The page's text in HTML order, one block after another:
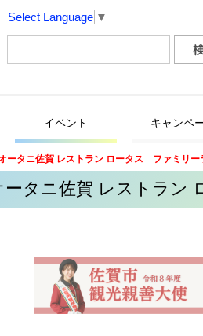
Select Language ▼
イベント キャンペ
ータニ佐賀 レストラン ロータス ファミリー
ータニ佐賀 レストラ